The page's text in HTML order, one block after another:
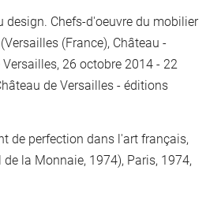
design. Chefs-d'oeuvre du mobilier
(France), Château -
26 octobre 2014 - 22
de Versailles - éditions
de perfection dans l'art français,
la Monnaie, 1974), Paris, 1974,